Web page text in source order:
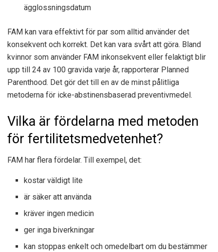
ägglossningsdatum
FAM kan vara effektivt för par som alltid använder det
konsekvent och korrekt. Det kan vara svårt att göra. Bland
kvinnor som använder FAM inkonsekvent eller felaktigt blir
upp till 24 av 100 gravida varje år, rapporterar Planned
Parenthood. Det gör det till en av de minst pålitliga
metoderna för icke-abstinensbaserad preventivmedel.
Vilka är fördelarna med metoden
för fertilitetsmedvetenhet?
FAM har flera fördelar. Till exempel, det:
kostar väldigt lite
är säker att använda
kräver ingen medicin
ger inga biverkningar
kan stoppas enkelt och omedelbart om du bestämmer